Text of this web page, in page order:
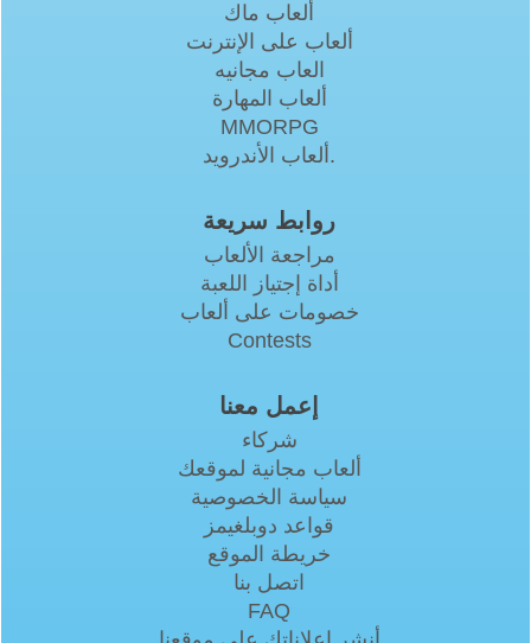
ألعاب ماك
ألعاب على الإنترنت
العاب مجانيه
ألعاب المهارة
MMORPG
ألعاب الأندرويد.
روابط سريعة
مراجعة الألعاب
أداة إجتياز اللعبة
خصومات على ألعاب
Contests
إعمل معنا
شركاء
ألعاب مجانية لموقعك
سياسة الخصوصية
قواعد دوبلغيمز
خريطة الموقع
اتصل بنا
FAQ